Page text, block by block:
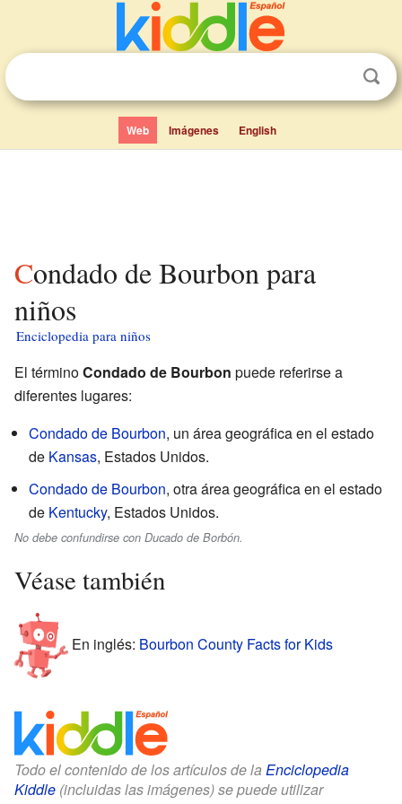
Web Imágenes English
Condado de Bourbon para
niños
Enciclopedia para niños
El términoCondado de Bourbon puede referirse a
diferentes lugares:
Condado de Bourbon, un área geográfica en el estado
de Kansas, Estados Unidos.
Condado de Bourbon, otra área geográfica en el estado
de Kentucky, Estados Unidos.
No debe confundirse con Ducado de Borbón.
Véase también
En inglés: Bourbon County Facts for Kids
Todo el contenido de los artículos de la Enciclopedia
Kiddle (incluidas las imágenes) se puede utilizar